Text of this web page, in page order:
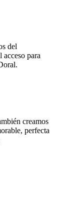
del
para
creamos
perfecta